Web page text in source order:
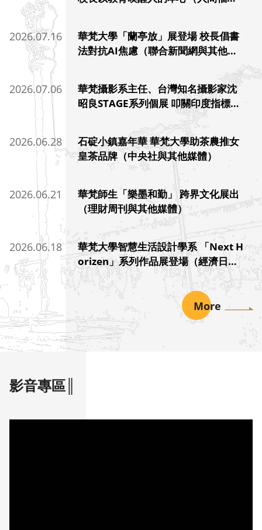
2026.07.16
華梵大學「蘭亭放」展登場 校長倡書
法對抗AI焦慮（聯合新聞網與其他媒
2026.07.06
華梵攝影系主任、台灣知名攝影家沈
昭良STAGE系列個展 叩關印度指標場
館（自由時報與其他國際媒體）
2026.06.28
石碇小鎮嘉年華 華梵大學助茶農推女
皇茶品牌（中央社與其他媒體）
2026.06.21
華梵師生「樂墨和勤」 跨界文化展出
（理財周刊與其他媒體）
2026.06.18
華梵大學智慧生活設計學系 「Next H
orizen」系列作品展登場（經濟日
報）
More
影音專區║